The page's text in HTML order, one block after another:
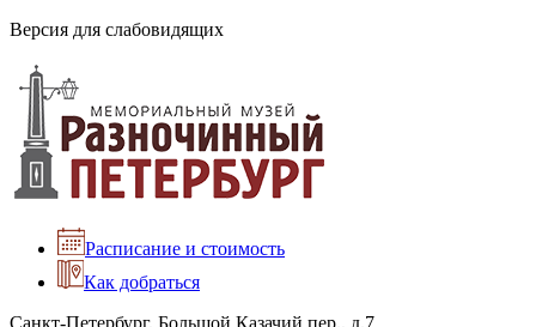
Версия для слабовидящих
Расписание и стоимость
Как добраться
Санкт-Петербург, Большой Казачий пер., д.7